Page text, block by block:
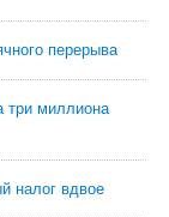
перерыва
три миллиона
налог вдвое